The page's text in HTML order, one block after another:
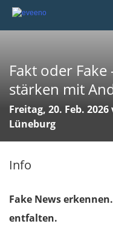
Fakt oder
stärken mit
Freitag, 20. Feb.
Lüneburg
Info
Fake News
entfalten.